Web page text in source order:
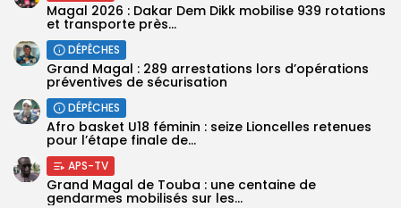
Magal 2026 : Dakar Dem Dikk mobilise 939 rotations
et transporte près...
DÉPÊCHES
Grand Magal : 289 arrestations lors d’opérations
préventives de sécurisation
DÉPÊCHES
‎Afro basket U18 féminin : seize Lioncelles retenues
pour l’étape finale de...
APS-TV
Grand Magal de Touba : une centaine de
gendarmes mobilisés sur les...